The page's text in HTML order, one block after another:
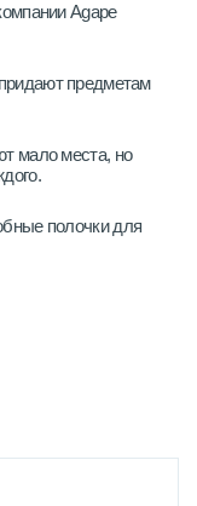
Agape
предметам
мало места, но
полочки для